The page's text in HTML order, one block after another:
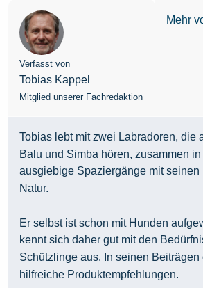
Verfasst von
Tobias Kappel
Mitglied unserer Fachredaktion
Mehr
Tobias lebt mit zwei Labradoren, die
Balu und Simba hören, zusammen
ausgiebige Spaziergänge mit seinen
Natur.
Er selbst ist schon mit Hunden
kennt sich daher gut mit den
Schützlinge aus. In seinen Beiträgen
hilfreiche Produktempfehlungen.